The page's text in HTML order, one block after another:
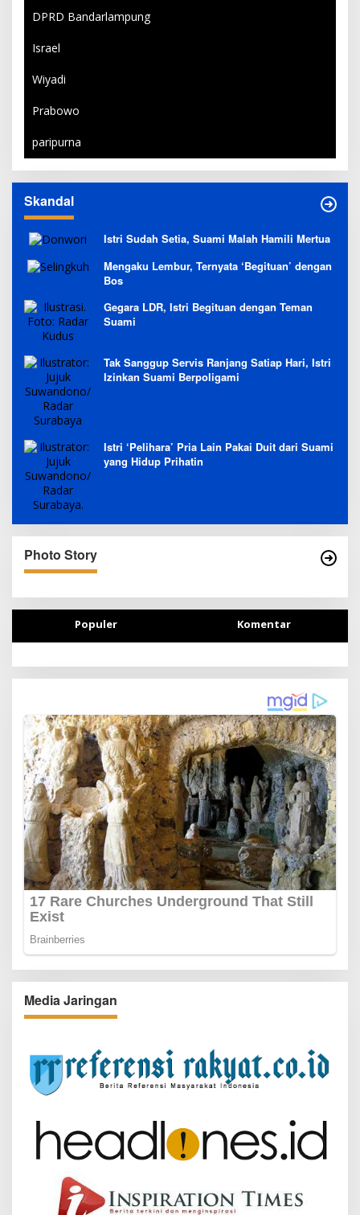
DPRD Bandarlampung
Israel
Wiyadi
Prabowo
paripurna
Skandal
Istri Sudah Setia, Suami Malah Hamili Mertua
Mengaku Lembur, Ternyata ‘Begituan’ dengan
Bos
Gegara LDR, Istri Begituan dengan Teman
Suami
Tak Sanggup Servis Ranjang Satiap Hari, Istri
Izinkan Suami Berpoligami
Istri ‘Pelihara’ Pria Lain Pakai Duit dari Suami
yang Hidup Prihatin
Photo Story
Populer Komentar
Media Jaringan